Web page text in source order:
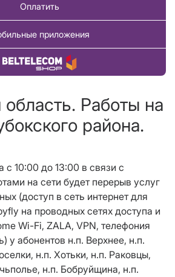
Оплатить
приложения
Купить товар
область. Работы на
района.
с 10:00 до 13:00 в связи с
на сети будет перерыв услуг
(доступ в сеть интернет для
на проводных сетях доступа и
Wi-Fi, ZALA, VPN, телефония
у абонентов н.п. Верхнее, н.п.
н.п. Хотьки, н.п. Раковцы,
н.п. Бобруйщина, н.п.